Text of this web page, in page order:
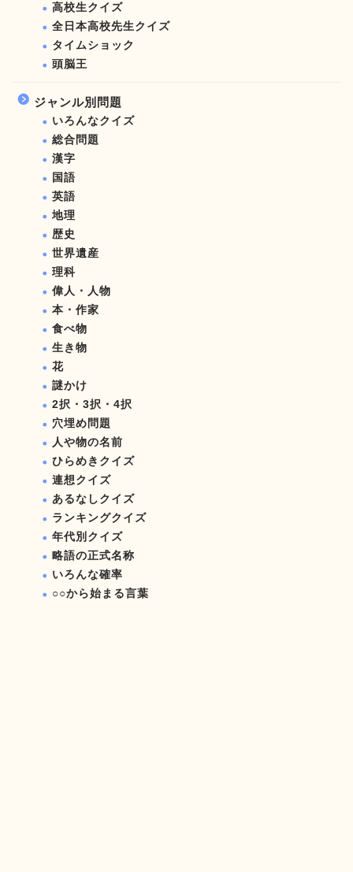
高校生クイズ
全日本高校先生クイズ
タイムショック
頭脳王
ジャンル別問題
いろんなクイズ
総合問題
漢字
国語
英語
地理
歴史
世界遺産
理科
偉人・人物
本・作家
食べ物
生き物
花
謎かけ
2択・3択・4択
穴埋め問題
人や物の名前
ひらめきクイズ
連想クイズ
あるなしクイズ
ランキングクイズ
年代別クイズ
略語の正式名称
いろんな確率
○○から始まる言葉